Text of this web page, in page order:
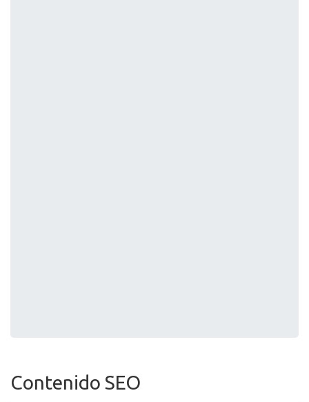
Contenido SEO